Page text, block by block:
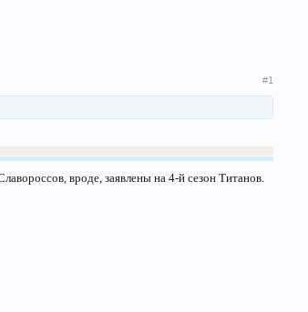
#1
вроде, заявлены на 4-й сезон Титанов.